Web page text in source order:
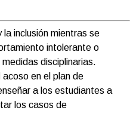
inclusión mientras se
intolerante o
disciplinarias.
acoso en el plan de
a los estudiantes a
los casos de